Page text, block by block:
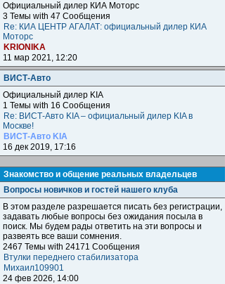
Официальный дилер КИА Моторс
3 Темы with 47 Сообщения
Re: КИА ЦЕНТР АГАЛАТ: официальный дилер КИА
Моторс
KRIONIKA
11 мар 2021, 12:20
ВИСТ-Авто
Официальный дилер KIA
1 Темы with 16 Сообщения
Re: ВИСТ-Авто KIA – официальный дилер KIA в
Москве!
ВИСТ-Авто KIA
16 дек 2019, 17:16
Знакомство и общение реальных владельцев
Вопросы новичков и гостей нашего клуба
В этом разделе разрешается писать без регистрации,
задавать любые вопросы без ожидания посыла в
поиск. Мы будем рады ответить на эти вопросы и
развеять все ваши сомнения.
2467 Темы with 24171 Сообщения
Втулки переднего стабилизатора
Михаил109901
24 фев 2026, 14:00